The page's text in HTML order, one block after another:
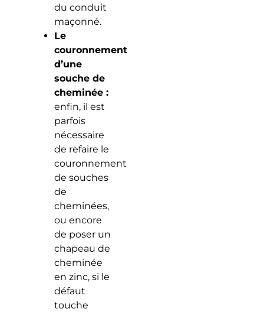
du conduit
maçonné.
Le
couronnement
d’une
souche de
cheminée :
enfin, il est
parfois
nécessaire
de refaire le
couronnement
de souches
de
cheminées,
ou encore
de poser un
chapeau de
cheminée
en zinc, si le
défaut
touche